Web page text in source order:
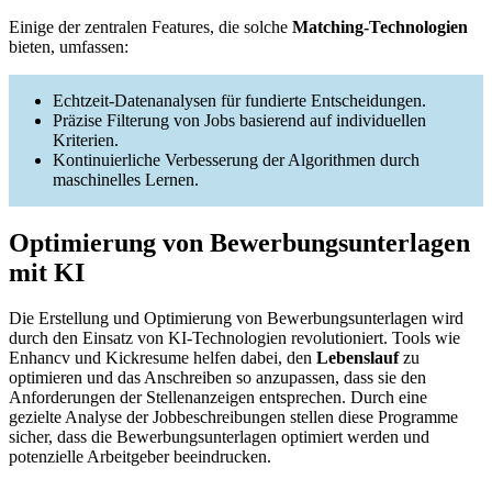
Einige der zentralen Features, die solche Matching-Technologien
bieten, umfassen:
Echtzeit-Datenanalysen für fundierte Entscheidungen.
Präzise Filterung von Jobs basierend auf individuellen
Kriterien.
Kontinuierliche Verbesserung der Algorithmen durch
maschinelles Lernen.
Optimierung von Bewerbungsunterlagen
mit KI
Die Erstellung und Optimierung von Bewerbungsunterlagen wird
durch den Einsatz von KI-Technologien revolutioniert. Tools wie
Enhancv und Kickresume helfen dabei, den Lebenslaufzu
optimieren und das Anschreiben so anzupassen, dass sie den
Anforderungen der Stellenanzeigen entsprechen. Durch eine
gezielte Analyse der Jobbeschreibungen stellen diese Programme
sicher, dass die Bewerbungsunterlagen optimiert werden und
potenzielle Arbeitgeber beeindrucken.